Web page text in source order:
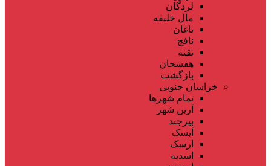
لردگان
مال خلیفه
ناغان
نافچ
نقنه
هفشجان
بازگشت
خراسان جنوبی
تمام شهر‌ها
آرین شهر
بیرجند
آیسک
ارسک
اسدیه